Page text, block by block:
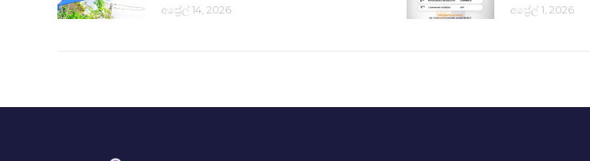
අප්‍රේල් 14, 2026 අප්‍රේල් 1, 2026